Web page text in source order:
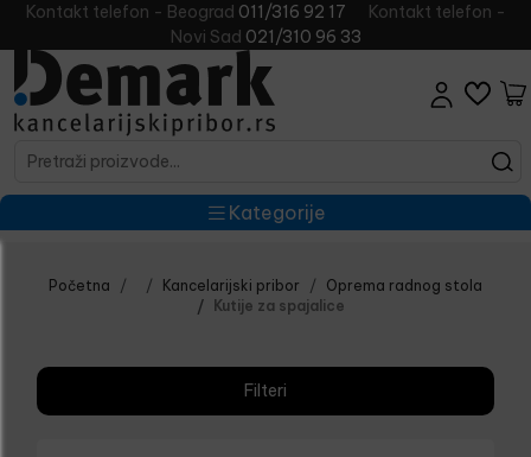
Kontakt telefon - Beograd 011/316 92 17
Kontakt telefon -
Novi Sad 021/310 96 33
Kategorije
Početna Kancelarijski pribor
Oprema radnog stola
Kutije za spajalice
Filteri